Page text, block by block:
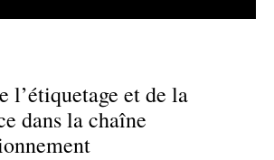
l’étiquetage et de la
dans la chaîne